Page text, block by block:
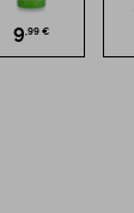
9,99 €